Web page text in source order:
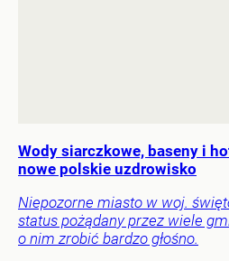
Wody siarczkowe, baseny i
nowe polskie uzdrowisko
Niepozorne miasto w woj.
status pożądany przez wiele
o nim zrobić bardzo głośno.